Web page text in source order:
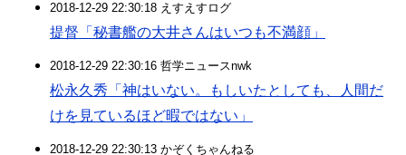
2018-12-29 22:30:18 えすえすログ
提督「秘書艦の大井さんはいつも不満顔」
2018-12-29 22:30:16 哲学ニュースnwk
松永久秀「神はいない。もしいたとしても、人間だ
けを見ているほど暇ではない」
2018-12-29 22:30:13 かぞくちゃんねる